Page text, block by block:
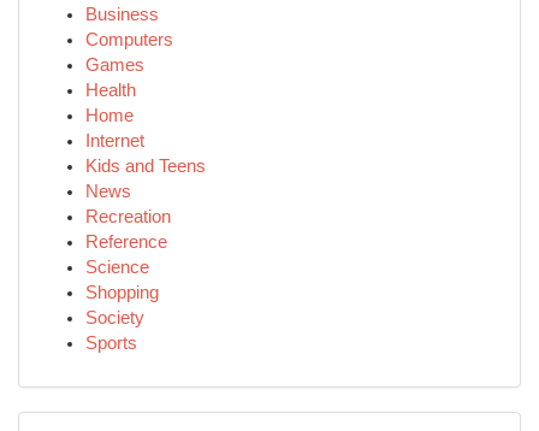
Business
Computers
Games
Health
Home
Internet
Kids and Teens
News
Recreation
Reference
Science
Shopping
Society
Sports